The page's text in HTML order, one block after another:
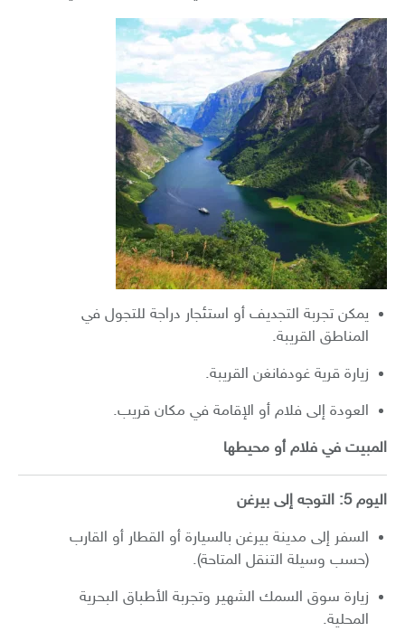
يمكن تجربة التجديف أو استئجار دراجة للتجول في
المناطق القريبة.
زيارة قرية غودفانغن القريبة.
العودة إلى فلام أو الإقامة في مكان قريب.
المبيت في فلام أو محيطها
اليوم 5: التوجه إلى بيرغن
السفر إلى مدينة بيرغن بالسيارة أو القطار أو القارب
(حسب وسيلة التنقل المتاحة).
زيارة سوق السمك الشهير وتجربة الأطباق البحرية
المحلية.